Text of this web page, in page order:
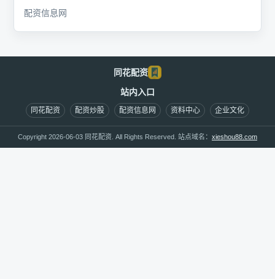
配资信息网
同花配资
站内入口
同花配资 配资炒股 配资信息网 资料中心 企业文化
Copyright 2026-06-03 同花配资. All Rights Reserved. 站点域名： xieshou88.com